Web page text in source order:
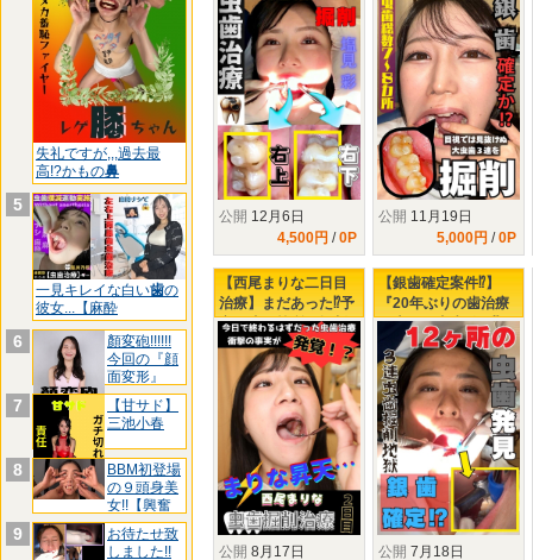
失礼ですが,,,過去最
高!?かもの鼻
5
一見キレイな白い歯の
彼女...【麻酔
6
顏変砲!!!!!!
今回の『顔
面変形』
7
【甘サド】
三池小春
8
BBM初登場
の９頭身美
女!!【興奮
し
9
お待たせ致
しました!!
彩ちゃんの右上下に
タービン侵入‼
公開 12月6日
4,500円 /0P
下３連掘削治療
公開 11月19日
5,000円 /0P
【西尾まりな二日目
治療】まだあった⁉予
定と違う箇所の掘削
虫歯を撃退せよ！
公開 8月17日
【銀歯確定案件⁉】
『20年ぶりの歯治療
で大量の虫歯発見⁉』
左下3連掘削治療で
KO寸前の楓さん‼
公開 7月18日